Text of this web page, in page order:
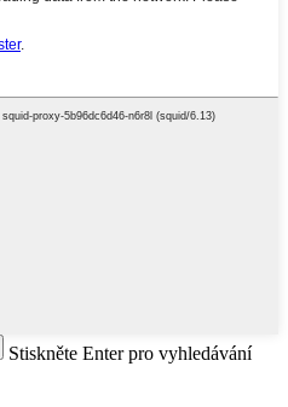
Stiskněte Enter pro vyhledávání